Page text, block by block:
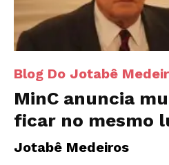
Blog Do Jotabê
MinC anuncia
ficar no mesmo
Jotabê Medeiros